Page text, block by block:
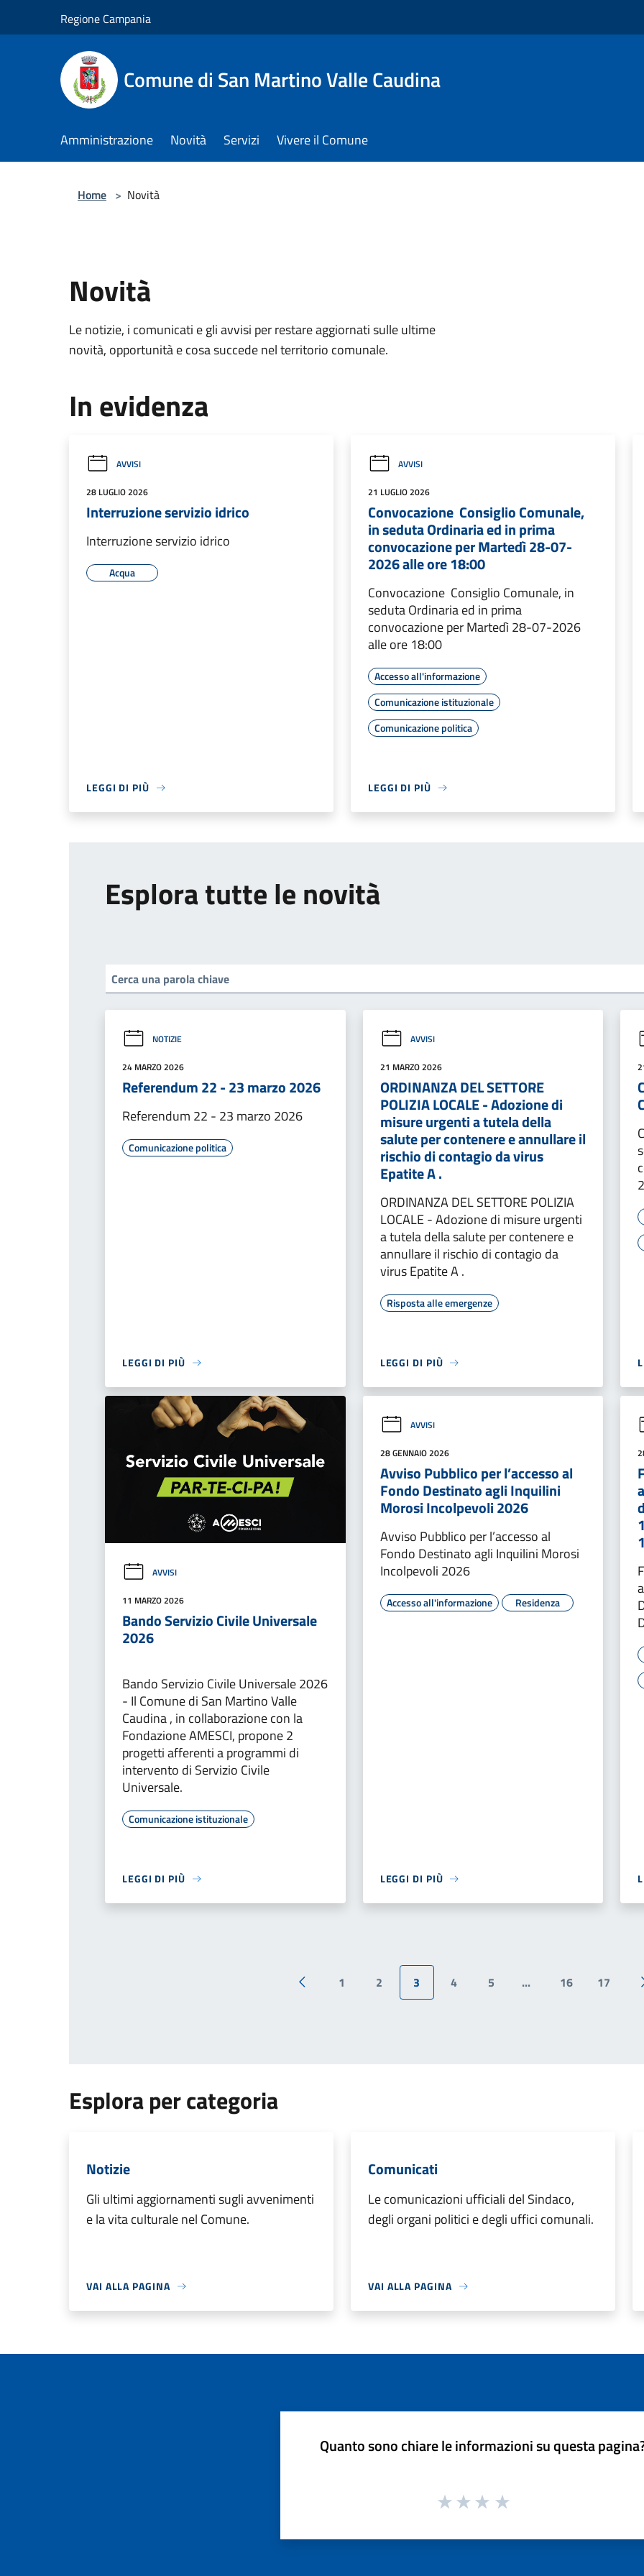
Regione Campania
Comune di San Martino Valle Caudina
Amministrazione Novità Servizi Vivere il Comune
Home > Novità
Novità
Le notizie, i comunicati e gli avvisi per restare aggiornati sulle ultime
novità, opportunità e cosa succede nel territorio comunale.
In evidenza
AVVISI
28 LUGLIO 2026
Interruzione servizio idrico
Interruzione servizio idrico
Acqua
LEGGI DI PIÙ
AVVISI
21 LUGLIO 2026
Convocazione Consiglio Comunale,
in seduta Ordinaria ed in prima
convocazione per Martedì 28-07-
2026 alle ore 18:00
Convocazione Consiglio Comunale, in
seduta Ordinaria ed in prima
convocazione per Martedì 28-07-2026
alle ore 18:00
Accesso all'informazione
Comunicazione istituzionale
Comunicazione politica
LEGGI DI PIÙ
Esplora tutte le novità
NOTIZIE
24 MARZO 2026
Referendum 22 - 23 marzo 2026
Referendum 22 - 23 marzo 2026
Comunicazione politica
LEGGI DI PIÙ
AVVISI
21 MARZO 2026
ORDINANZA DEL SETTORE
POLIZIA LOCALE - Adozione di
misure urgenti a tutela della
salute per contenere e annullare il
rischio di contagio da virus
Epatite A .
ORDINANZA DEL SETTORE POLIZIA
LOCALE - Adozione di misure urgenti
a tutela della salute per contenere e
annullare il rischio di contagio da
virus Epatite A .
Risposta alle emergenze
LEGGI DI PIÙ
AVVISI
11 MARZO 2026
Bando Servizio Civile Universale
2026
Bando Servizio Civile Universale 2026
- Il Comune di San Martino Valle
Caudina , in collaborazione con la
Fondazione AMESCI, propone 2
progetti afferenti a programmi di
intervento di Servizio Civile
Universale.
Comunicazione istituzionale
LEGGI DI PIÙ
AVVISI
28 GENNAIO 2026
Avviso Pubblico per l’accesso al
Fondo Destinato agli Inquilini
Morosi Incolpevoli 2026
Avviso Pubblico per l’accesso al
Fondo Destinato agli Inquilini Morosi
Incolpevoli 2026
Accesso all'informazione Residenza
LEGGI DI PIÙ
Pagina precedente
1 2 3 4 5 ... 16 17
Esplora per categoria
Notizie
Gli ultimi aggiornamenti sugli avvenimenti
e la vita culturale nel Comune.
VAI ALLA PAGINA
Comunicati
Le comunicazioni ufficiali del Sindaco,
degli organi politici e degli uffici comunali.
VAI ALLA PAGINA
Quanto sono chiare le informazioni su questa